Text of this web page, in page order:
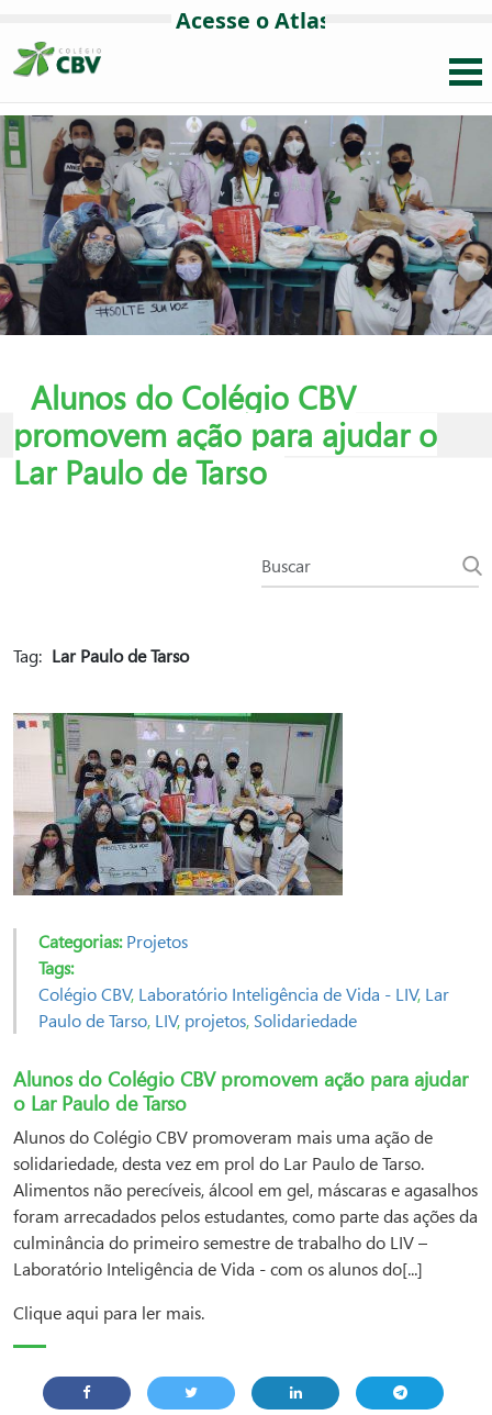
Alunos do Colégio CBV
promovem ação para ajudar o
Lar Paulo de Tarso
Tag: Lar Paulo de Tarso
Categorias: Projetos
Tags:
Colégio CBV, Laboratório Inteligência de Vida - LIV, Lar
Paulo de Tarso, LIV, projetos, Solidariedade
Alunos do Colégio CBV promovem ação para ajudar
o Lar Paulo de Tarso
Alunos do Colégio CBV promoveram mais uma ação de
solidariedade, desta vez em prol do Lar Paulo de Tarso.
Alimentos não perecíveis, álcool em gel, máscaras e agasalhos
foram arrecadados pelos estudantes, como parte das ações da
culminância do primeiro semestre de trabalho do LIV –
Laboratório Inteligência de Vida - com os alunos do[...]
Clique aqui para ler mais.